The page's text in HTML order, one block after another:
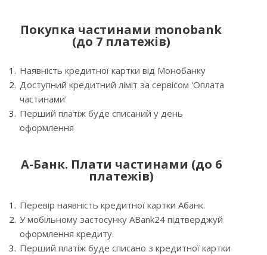
Покупка частинами monobank
(до 7 платежів)
Наявність кредитної картки від Монобанку
Доступний кредитний ліміт за сервісом 'Оплата
частинами'
Перший платіж буде списаний у день
оформлення
А-Банк. Плати частинами (до 6
платежів)
Перевір наявність кредитної картки Абанк.
У мобільному застосунку ABank24 підтверджуй
оформлення кредиту.
Перший платіж буде списано з кредитної картки